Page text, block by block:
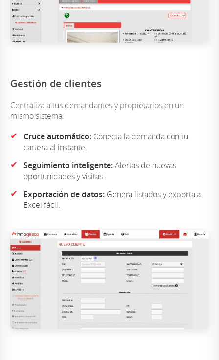
Gestión de clientes
Centraliza a tus demandantes y propietarios en un
mismo sistema:
✔ Cruce automático: Conecta la demanda con tu
cartera al instante.
✔ Seguimiento inteligente:Alertas de nuevas
oportunidades y visitas.
✔ Exportación de datos: Genera listados y exporta a
Excel fácil.